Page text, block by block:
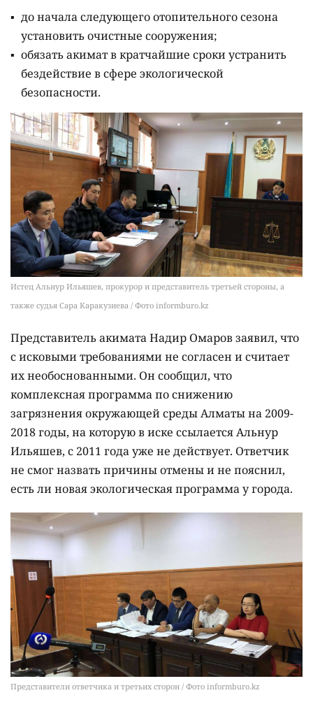
до начала следующего отопительного сезона
установить очистные сооружения;
обязать акимат в кратчайшие сроки устранить
бездействие в сфере экологической
безопасности.
Истец Альнур Ильяшев, прокурор и представитель третьей стороны, а
также судья Сара Каракузиева / Фото informburo.kz
Представитель акимата Надир Омаров заявил, что
с исковыми требованиями не согласен и считает
их необоснованными. Он сообщил, что
комплексная программа по снижению
загрязнения окружающей среды Алматы на 2009-
2018 годы, на которую в иске ссылается Альнур
Ильяшев, с 2011 года уже не действует. Ответчик
не смог назвать причины отмены и не пояснил,
есть ли новая экологическая программа у города.
Представители ответчика и третьих сторон / Фото informburo.kz